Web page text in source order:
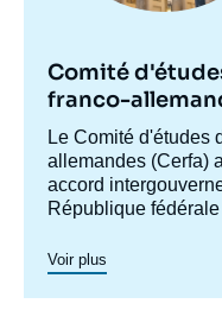
Comité
franco-
Accroche
centre
Le Comité d'études
allemandes (Cerfa)
accord
République
l'Allemagne en
relations franco-
leurs dimensions
Voir plus